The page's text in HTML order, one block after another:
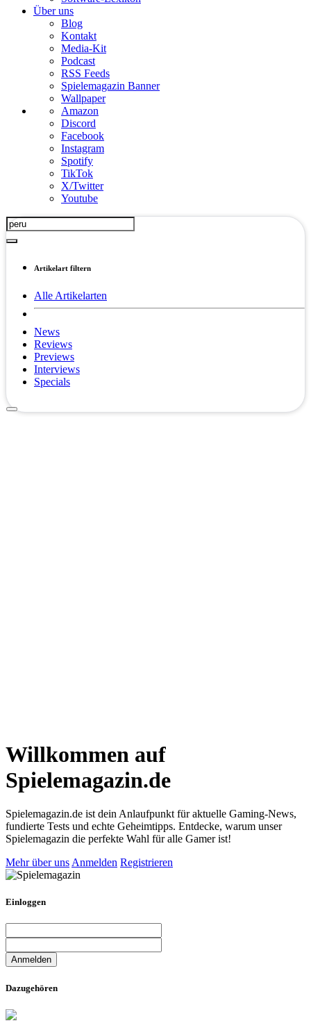
Über uns
Blog
Kontakt
Media-Kit
Podcast
RSS Feeds
Spielemagazin Banner
Wallpaper
Amazon
Discord
Facebook
Instagram
Spotify
TikTok
X/Twitter
Youtube
Artikelart filtern
Alle Artikelarten
News
Reviews
Previews
Interviews
Specials
Willkommen auf
Spielemagazin.de
Spielemagazin.de ist dein Anlaufpunkt für aktuelle Gaming-News,
fundierte Tests und echte Geheimtipps. Entdecke, warum unser
Spielemagazin die perfekte Wahl für alle Gamer ist!
Mehr über uns Anmelden Registrieren
Einloggen
Dazugehören